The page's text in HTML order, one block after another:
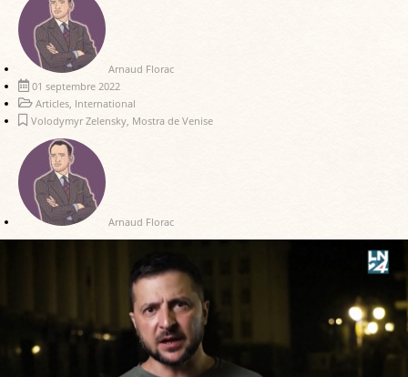
Arnaud Florac
01 septembre 2022
Articles, International
Volodymyr Zelensky, Mostra de Venise
Arnaud Florac